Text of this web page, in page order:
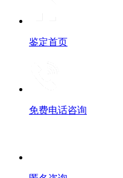
鉴定首页
免费电话咨询